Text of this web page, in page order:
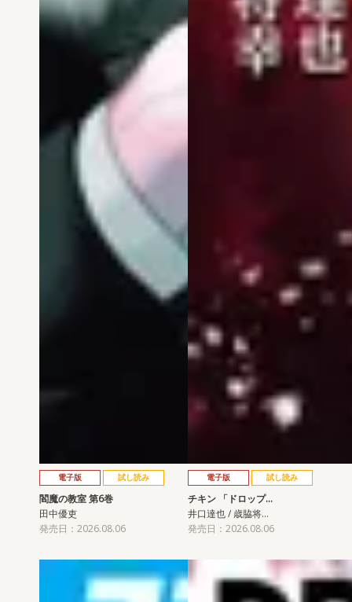
電子版 試し読み
閻魔の教室 第6巻
田中優吏
発売日：2026.08.06
電子版 試し読み
チキン 「ドロップ…
井口達也 / 歳脇将…
発売日：2026.08.06